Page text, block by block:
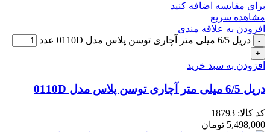
برای مقایسه اضافه کنید
مشاهده سریع
افزودن به علاقه مندی
دریل 6/5 میلی متر آچاری توسن پلاس مدل 0110D عدد
افزودن به سبد خرید
دریل 6/5 میلی متر آچاری توسن پلاس مدل 0110D
کد کالا: 18793
5,498,000 تومان